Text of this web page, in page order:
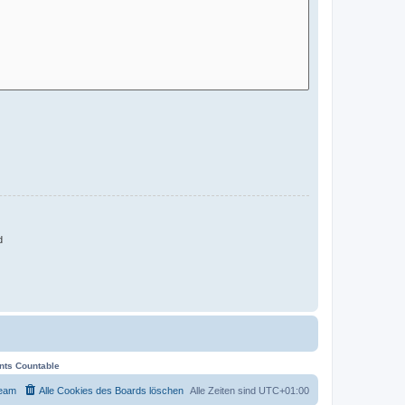
Countable
Alle Zeiten sind UTC+01:00
Alle Cookies des Boards löschen